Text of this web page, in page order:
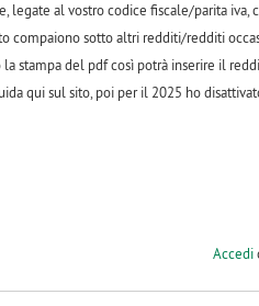
al vostro codice fiscale/parita iva,
sotto altri redditi/redditi
stampa del pdf così potrà inserire il
qui sul sito, poi per il 2025 ho
Accedi